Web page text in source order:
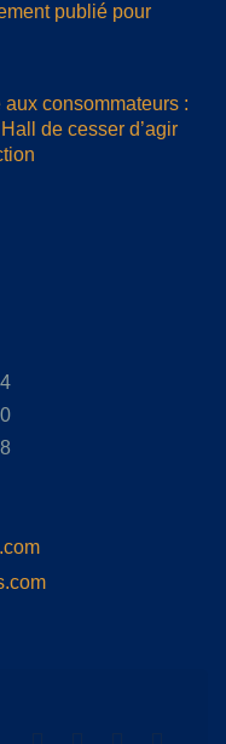
publié pour
consommateurs :
de cesser d’agir